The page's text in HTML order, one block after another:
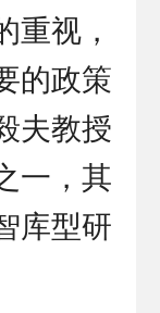
重视，
的政策
夫教授
一，其
库型研